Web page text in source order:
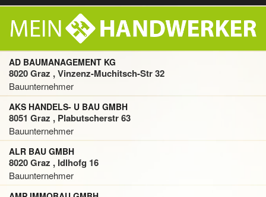
AD BAUMANAGEMENT KG
8020 Graz , Vinzenz-Muchitsch-Str 32
Bauunternehmer
AKS HANDELS- U BAU GMBH
8051 Graz , Plabutscherstr 63
Bauunternehmer
ALR BAU GMBH
8020 Graz , Idlhofg 16
Bauunternehmer